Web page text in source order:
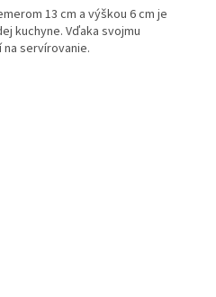
13 cm a výškou 6 cm je
kuchyne. Vďaka svojmu
servírovanie.